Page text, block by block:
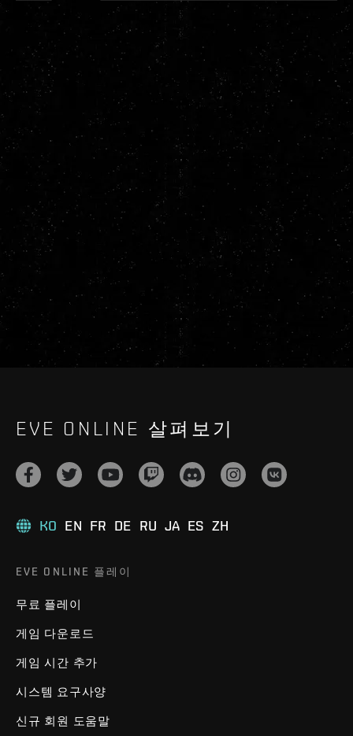
EVE ONLINE 살펴보기
KO EN FR DE RU JA ES ZH
EVE ONLINE 플레이
무료 플레이
게임 다운로드
게임 시간 추가
시스템 요구사양
신규 회원 도움말